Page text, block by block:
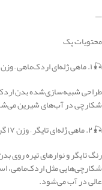
—
محتویات پک
🎣 ۱. ماهی ژله‌ای اردک‌ماهی – وزن ۲۳ گرم
طراحی شبیه‌سازی‌شده بدن
شکارچی در آب‌های شیرین
🎣 ۲. ماهی ژله‌ای تایگر – وزن ۱۷ گرم
رنگ تایگر و نوارهای تیره روی
عالی در آب می‌شود.